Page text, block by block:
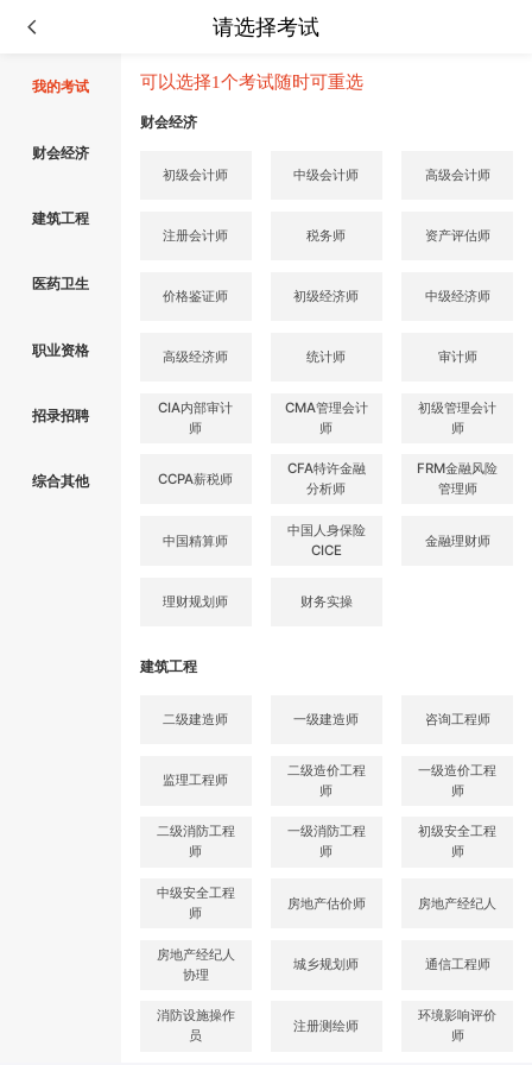
请选择考试
我的考试
财会经济
建筑工程
医药卫生
职业资格
招录招聘
综合其他
可以选择1个考试随时可重选
财会经济
初级会计师 中级会计师 高级会计师
注册会计师 税务师 资产评估师
价格鉴证师 初级经济师 中级经济师
高级经济师 统计师 审计师
CIA内部审计
师
CMA管理会计
师
初级管理会计
师
CCPA薪税师
CFA特许金融
分析师
FRM金融风险
管理师
中国精算师
中国人身保险
CICE
金融理财师
理财规划师 财务实操
建筑工程
二级建造师 一级建造师 咨询工程师
监理工程师
二级造价工程
师
一级造价工程
师
二级消防工程
师
一级消防工程
师
初级安全工程
师
中级安全工程
师
房地产估价师 房地产经纪人
房地产经纪人
协理
城乡规划师 通信工程师
消防设施操作
员
注册测绘师
环境影响评价
师